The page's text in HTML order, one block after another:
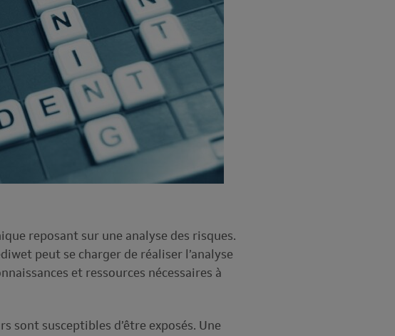
reposant sur une analyse des risques.
peut se charger de réaliser l’analyse
et ressources nécessaires à
sont susceptibles d’être exposés. Une